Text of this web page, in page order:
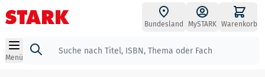
Zum Inhalt springen
Bundesland MySTARK Warenkorb
Menü
Suche